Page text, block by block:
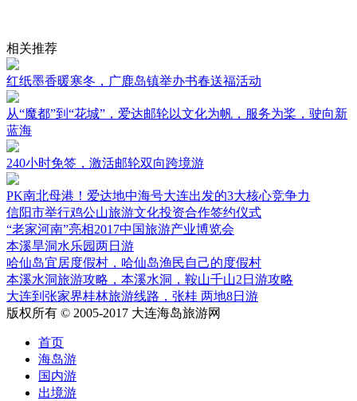
相关推荐
红纸墨香暖寒冬，广鹿岛镇举办书春送福活动
从“魔都”到“花城”，爱达邮轮以文化为帆，服务为桨，驶向新
蓝海
240小时免签，激活邮轮双向跨境游
PK南北母港！爱达地中海号大连出发的3大核心竞争力
信阳市举行鸡公山旅游文化投资合作签约仪式
“老家河南”亮相2017中国旅游产业博览会
本溪旱洞水乐园两日游
哈仙岛宜居度假村，哈仙岛渔民自己的度假村
本溪水洞旅游攻略，本溪水洞，鞍山千山2日游攻略
大连到张家界桂林旅游线路，张桂 两地8日游
版权所有 © 2005-2017 大连海岛旅游网
首页
海岛游
国内游
出境游